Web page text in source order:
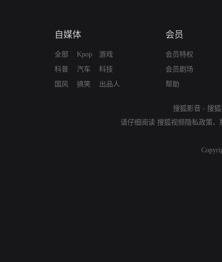
自媒体
全部
科普
国风
Kpop
汽车
搞笑
游戏
科技
出品人
会员
会员特权
会员剧场
帮助
搜狐影音 - 搜
请仔细阅读 搜狐视频隐私政策、